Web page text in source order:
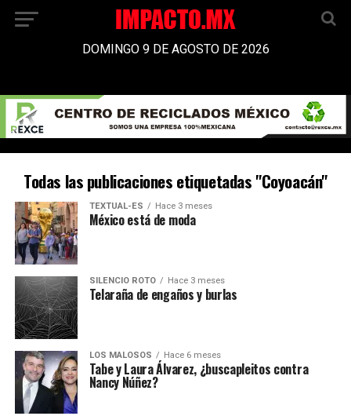
DOMINGO 9 DE AGOSTO DE 2026
Todas las publicaciones etiquetadas "Coyoacán"
TEXTUAL-ES Hace 3 meses
México está de moda
SILENCIO ROTO Hace 3 meses
Telaraña de engaños y burlas
LOS MALOSOS Hace 6 meses
Tabe y Laura Álvarez, ¿buscapleitos contra
Nancy Núñez?